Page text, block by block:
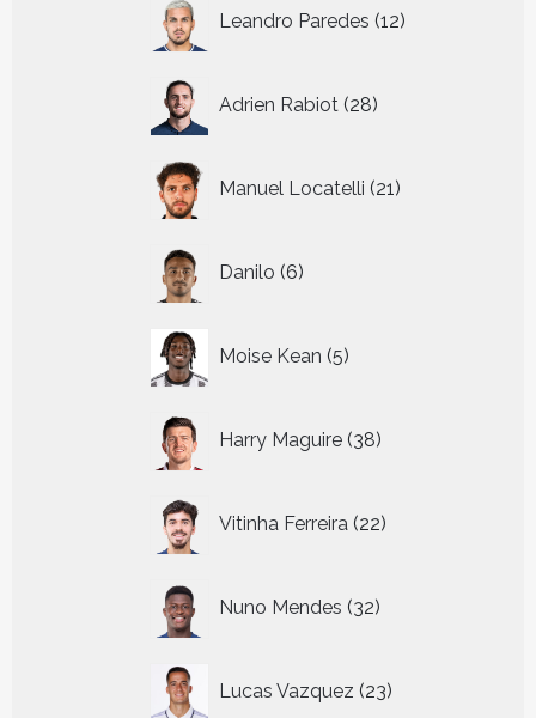
Leandro Paredes 12
producten
Adrien Rabiot 28
producten
Manuel Locatelli 21
producten
Danilo 6
producten
Moise Kean 5
producten
Harry Maguire 38
producten
Vitinha Ferreira 22
producten
Nuno Mendes 32
producten
Lucas Vazquez 23
producten